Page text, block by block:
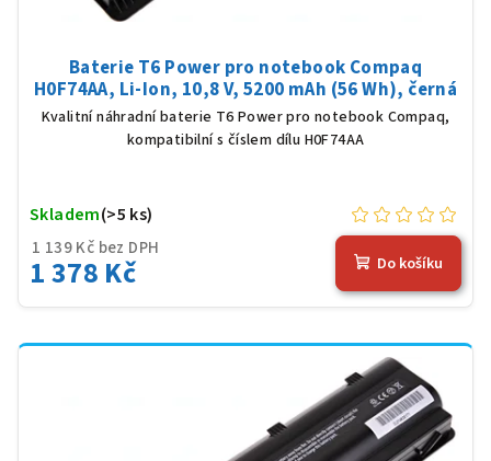
Baterie T6 Power pro notebook Compaq
H0F74AA, Li-Ion, 10,8 V, 5200 mAh (56 Wh), černá
Kvalitní náhradní baterie T6 Power pro notebook Compaq,
kompatibilní s číslem dílu H0F74AA
1 139 Kč bez DPH
1 378 Kč
Skladem(>5 ks)
Do košíku